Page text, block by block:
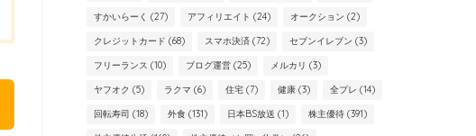
すかいらーく (27) アフィリエイト (24) オークション (2)
クレジットカード (68) スマホ決済(72) セブンイレブン (3)
フリーランス (10) ブログ運営(25) メルカリ (3)
ヤフオク (5) ラクマ (6) 住宅(7) 健康(3) 全プレ (14)
回転寿司 (18) 外食(131) 日本BS放送 (1) 株主優待(391)